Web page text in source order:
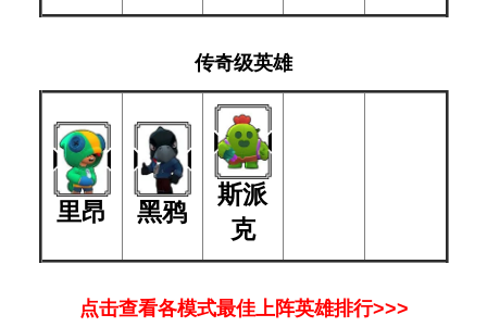
传奇级英雄
里昂 黑鸦
斯派
克
点击查看各模式最佳上阵英雄排行>>>